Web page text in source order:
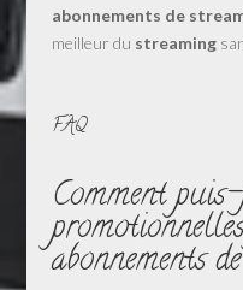
abonnements de
meilleur du streaming
FAQ
Comment
abonnements